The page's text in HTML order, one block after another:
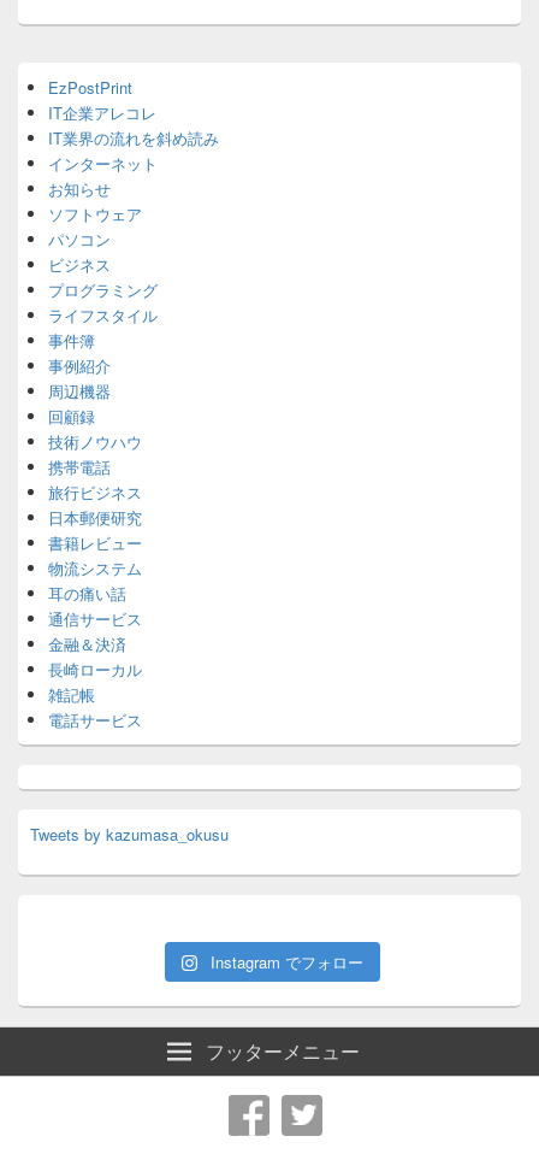
Sidebar
Widget
Area
EzPostPrint
IT企業アレコレ
IT業界の流れを斜め読み
インターネット
お知らせ
ソフトウェア
パソコン
ビジネス
プログラミング
ライフスタイル
事件簿
事例紹介
周辺機器
回顧録
技術ノウハウ
携帯電話
旅行ビジネス
日本郵便研究
書籍レビュー
物流システム
耳の痛い話
通信サービス
金融＆決済
長崎ローカル
雑記帳
電話サービス
Tweets by kazumasa_okusu
Instagram でフォロー
フッターメニュー